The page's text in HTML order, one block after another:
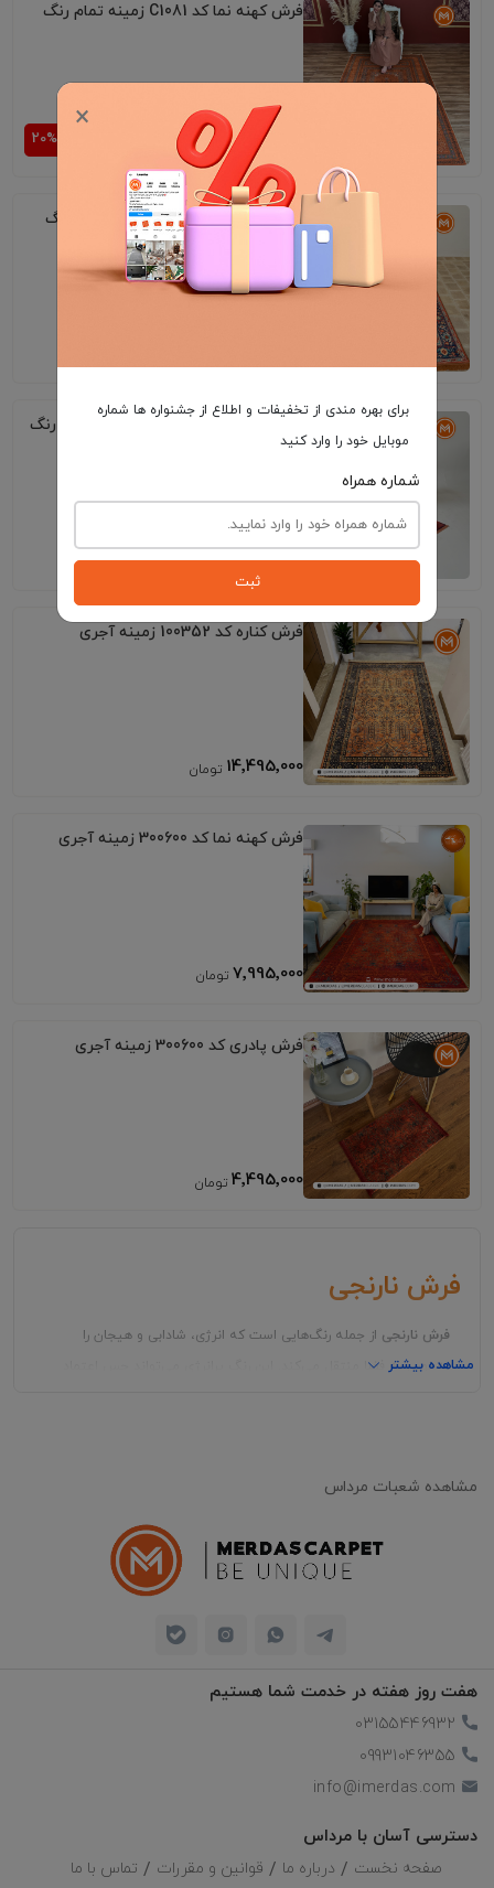
فرش کهنه نما کد C1081 زمینه تمام رنگ
22٬995٬000 18٬396٬000
فرش کهنه نما کد C1109 زمینه تمام رنگ
فرش کهنه نما کد 809032 زمینه تمام رنگ
7٬995٬000
فرش کناره کد 100352 زمینه آجری
14٬495٬000
فرش کهنه نما کد 300600 زمینه آجری
7٬995٬000
فرش پادری کد 300600 زمینه آجری
4٬495٬000
مشاهده بیشتر
فرش نارنجی
فرش نارنجی از جمله رنگ‌هایی است که انرژی، شادابی و هیجان را
به‌خوبی به فضا منتقل می‌کند. این رنگ پرانرژی می‌تواند حس اعتماد
شناخته می‌شود و می‌تواند به تقویت روابط میان افراد کمک کند.
اگر به‌دنبال تغییری چشم‌گیر، گرم و پرنشاط در فضای منزل خود هستید،
خرید فرش نارنجی یا فرش آجری
می‌تواند همان چیزی باشد
محیط، جلوه‌ای زنده و متفاوت به دکوراسیون خانه می‌بخشند. فرش
پرانرژی‌تر می‌کند؛ در حالی که فرش مسی با درخشش خاص و رنگی
متعادل، حسی از لوکس بودن و گرما را به فضا می‌افزاید.
خوش‌آمدگویی، مهمان‌نوازی و آرامش را نیز در فضای خانه پررنگ
می‌کنند. اگر آماده‌اید تا دکوراسیون خانه خود را به سطحی متفاوت از
زیبایی و نشاط برسانید، با ما همراه باشید. در ادامه، راهکارهایی کاربردی
×
برای بهره مندی از تخفیفات و اطلاع از جشنواره ها شماره
موبایل خود را وارد کنید
شماره همراه
ثبت
مشاهده شعبات مرداس
هفت روز هفته در خدمت شما هستیم
03155446932
09931046355
info@imerdas.com
دسترسی آسان با مرداس
صفحه نخست درباره ما قوانین و مقررات تماس با ما